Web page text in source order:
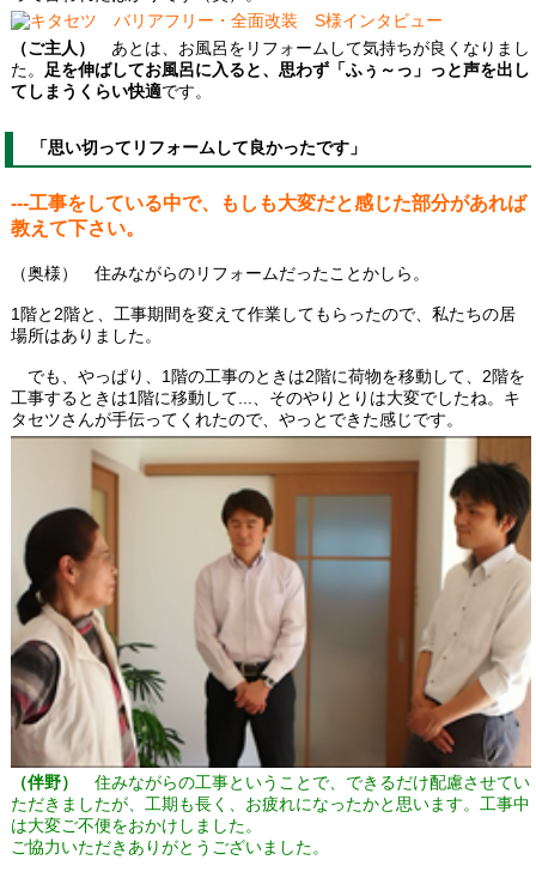
（ご主人）
あとは、お風呂をリフォームして気持ちが良くなりまし
た。
足を伸ばしてお風呂に入ると、思わず「ふぅ～っ」っと声を出し
てしまうくらい快適です。
「思い切ってリフォームして良かったです」
---工事をしている中で、もしも大変だと感じた部分があれば
教えて下さい。
（奥様） 住みながらのリフォームだったことかしら。
1階と2階と、工事期間を変えて作業してもらったので、私たちの居
場所はありました。
でも、やっぱり、1階の工事のときは2階に荷物を移動して、2階を
工事するときは1階に移動して...、そのやりとりは大変でしたね。キ
タセツさんが手伝ってくれたので、やっとできた感じです。
（伴野）
住みながらの工事ということで、できるだけ配慮させてい
ただきましたが、工期も長く、お疲れになったかと思います。工事中
は大変ご不便をおかけしました。
ご協力いただきありがとうございました。